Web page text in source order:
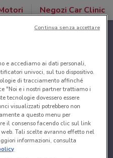
Negozi Car Clinic
e accediamo ai dati personali,
univoci, sul tuo dispositivo.
di tracciamento affinché
"Noi e i nostri partner trattiamo i
tecnologie dovessero essere
visualizzati potrebbero non
a questo menu per
il consenso facendo clic sul link
Tali scelte avranno effetto nel
informazioni, consulta
Continua senza accettare